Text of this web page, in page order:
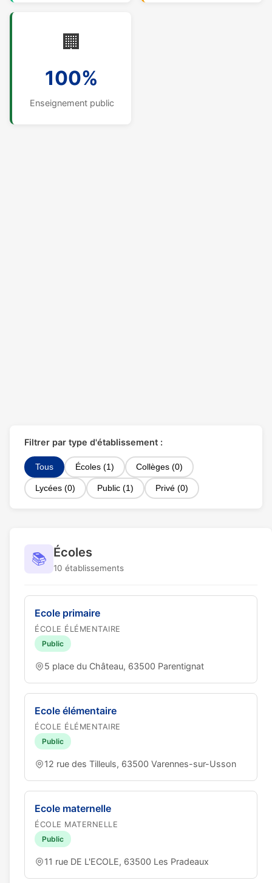
🏢
100%
Enseignement public
Filtrer par type d'établissement :
Tous Écoles (1) Collèges (0)
Lycées (0) Public (1) Privé (0)
📚 Écoles
10 établissements
Ecole primaire
ÉCOLE ÉLÉMENTAIRE
Public
5 place du Château, 63500 Parentignat
Ecole élémentaire
ÉCOLE ÉLÉMENTAIRE
Public
12 rue des Tilleuls, 63500 Varennes-sur-Usson
Ecole maternelle
ÉCOLE MATERNELLE
Public
11 rue DE L'ECOLE, 63500 Les Pradeaux